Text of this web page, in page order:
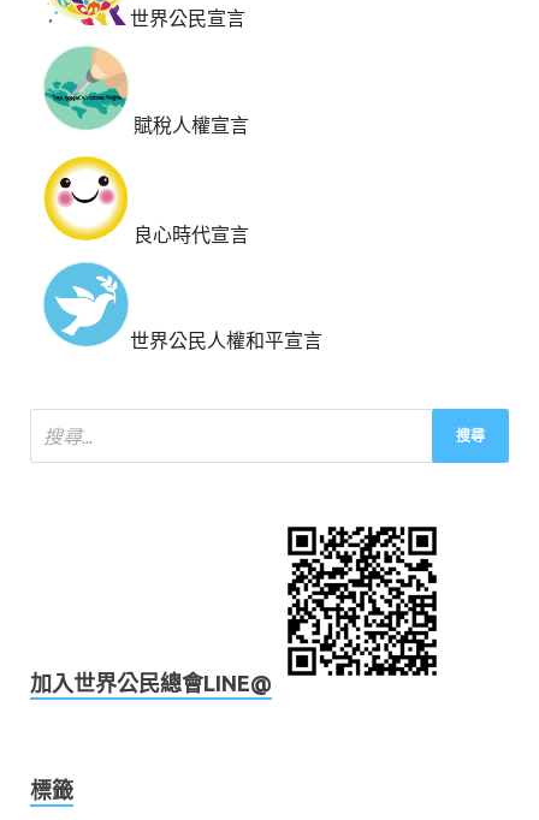
世界公民宣言
賦稅人權宣言
良心時代宣言
世界公民人權和平宣言
加入世界公民總會LINE@
標籤